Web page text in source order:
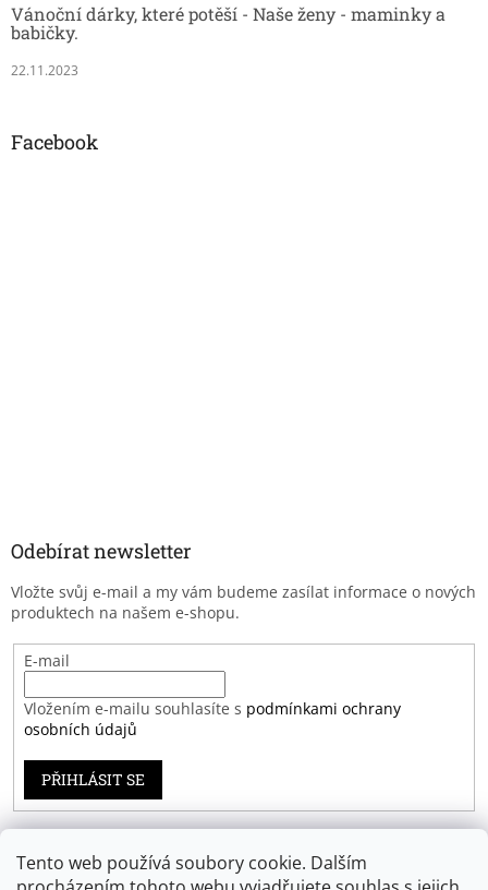
Tento web používá soubory cookie. Dalším
Vánoční dárky, které potěší - Naše ženy - maminky a
babičky.
22.11.2023
Facebook
Odebírat newsletter
Vložte svůj e-mail a my vám budeme zasílat informace o nových
produktech na našem e-shopu.
E-mail
Vložením e-mailu souhlasíte s podmínkami ochrany
osobních údajů
PŘIHLÁSIT SE
Záruka spokojenosti